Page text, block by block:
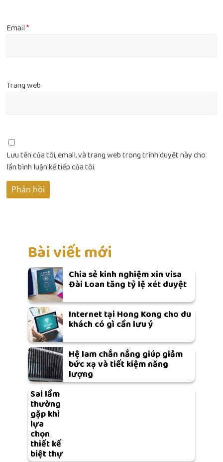
Email*
Trang web
Lưu tên của tôi, email, và trang web trong trình duyệt này cho
lần bình luận kế tiếp của tôi.
Bài viết mới
Chia sẻ kinh nghiệm xin visa
Đài Loan tăng tỷ lệ xét duyệt
Internet tại Hong Kong cho du
khách có gì cần lưu ý
Hệ lam chắn nắng giúp giảm
bức xạ và tiết kiệm năng
lượng
Sai lầm
thường
gặp khi
lựa
chọn
thiết kế
biệt thự